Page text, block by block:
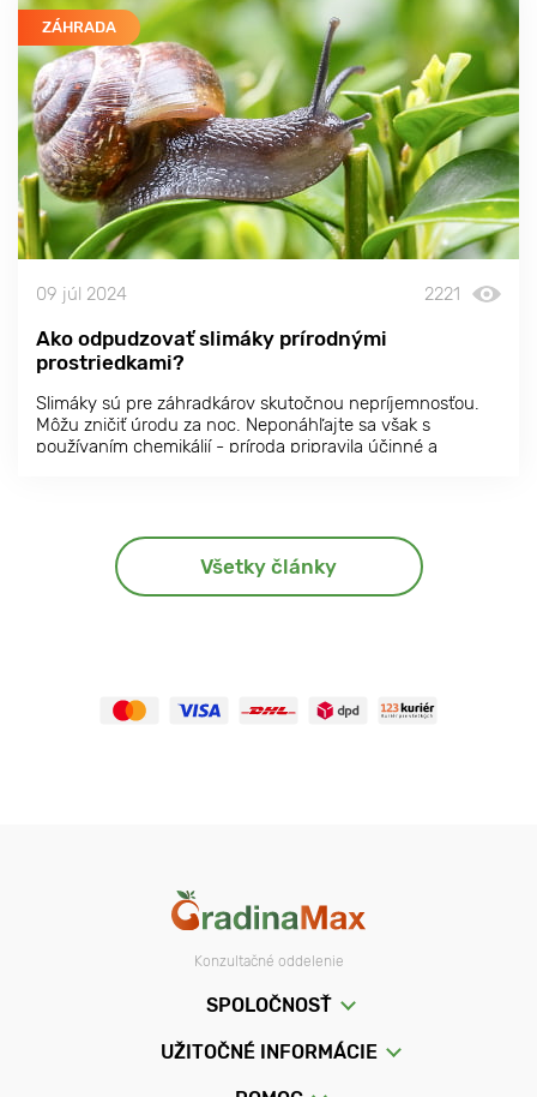
ZÁHRADA
09 júl 2024 2221
Ako odpudzovať slimáky prírodnými
prostriedkami?
Slimáky sú pre záhradkárov skutočnou nepríjemnosťou.
Môžu zničiť úrodu za noc. Neponáhľajte sa však s
používaním chemikálií - príroda pripravila účinné a
Všetky články
Konzultačné oddelenie
SPOLOČNOSŤ
UŽITOČNÉ INFORMÁCIE